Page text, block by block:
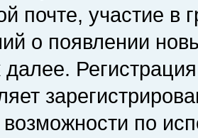
почте, участие в
о появлении
по